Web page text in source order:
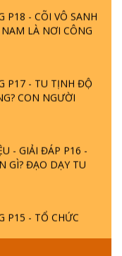
P18 - CÕI VÔ SANH
LÀ NƠI CÔNG
P17 - TU TỊNH ĐỘ
CON NGƯỜI
- GIẢI ĐÁP P16 -
GÌ? ĐẠO DẠY TU
P15 - TỔ CHỨC
ĐẠO PHẬT KHI